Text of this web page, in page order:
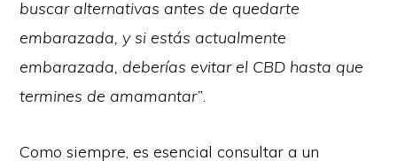
buscar alternativas antes de quedarte
embarazada, y si estás actualmente
embarazada, deberías evitar el CBD hasta que
termines de amamantar”
Como siempre, es esencial consultar a un